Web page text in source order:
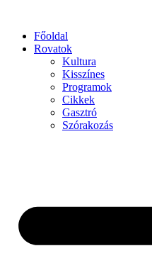
Főoldal
Rovatok
Kultura
Kisszínes
Programok
Cikkek
Gasztró
Szórakozás